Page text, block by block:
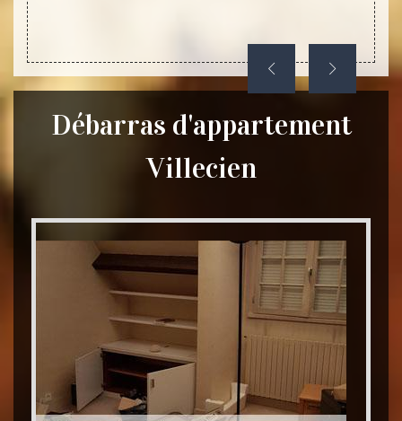
Débarras d'appartement
Villecien